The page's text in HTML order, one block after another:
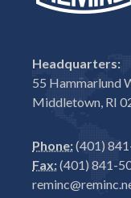
Headquarters:
55 Hammarlund
Middletown, RI
Phone:(401)
Fax:(401) 841-